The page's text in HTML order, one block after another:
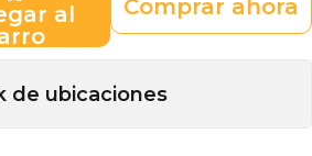
al
Comprar ahora
de ubicaciones